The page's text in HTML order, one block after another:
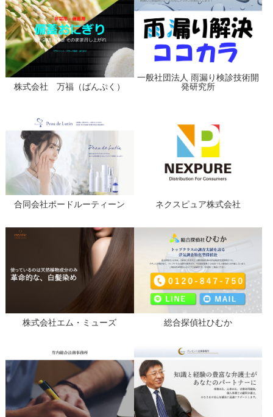
株式会社 万福（ばんぷく）
一般社団法人 雨漏り検診技術開
発研究所
合同会社ポードルーティーン ネクスピュア株式会社
株式会社エム・ミューズ 総合探偵社ひむか